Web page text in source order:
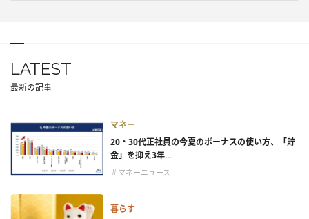
LATEST
最新の記事
マネー
20・30代正社員の今夏のボーナスの使い方、「貯
金」を抑え3年...
＃マネーニュース
暮らす